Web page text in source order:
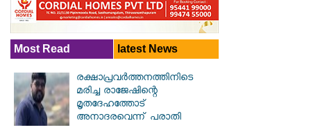
Most Read latest News
രക്ഷാപ്രവര്‍ത്തനത്തിനിടെ
മരിച്ച രാജേഷിന്റെ
മൃതദേഹത്തോട്
അനാദരവെന്ന് പരാതി